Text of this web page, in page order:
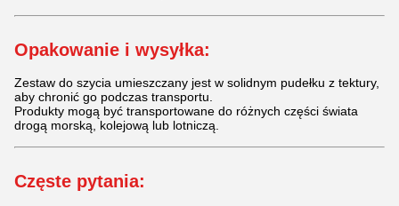
Opakowanie i wysyłka:
Zestaw do szycia umieszczany jest w solidnym pudełku z tektury,
aby chronić go podczas transportu.
Produkty mogą być transportowane do różnych części świata
drogą morską, kolejową lub lotniczą.
Częste pytania: